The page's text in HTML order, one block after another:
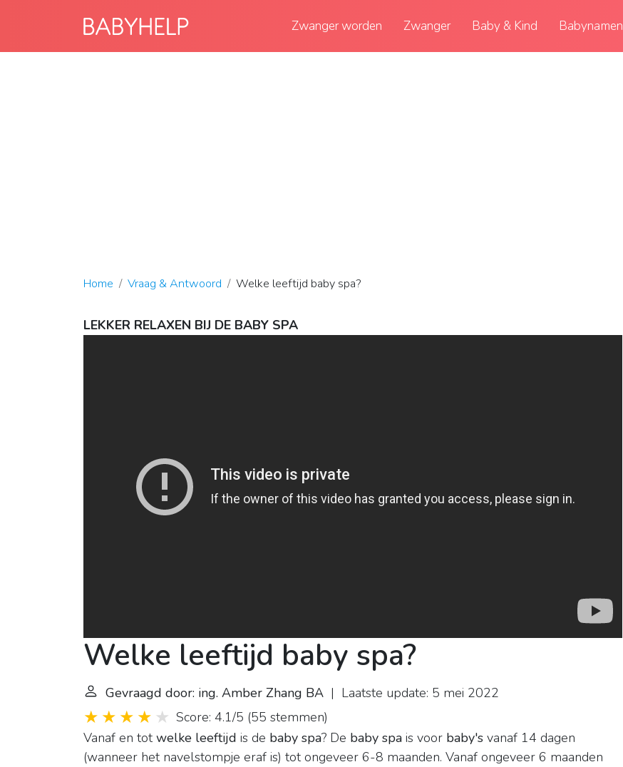
Zwanger worden Zwanger Baby & Kind Babynamen
Home Vraag & Antwoord Welke leeftijd baby spa?
LEKKER RELAXEN BIJ DE BABY SPA
Welke leeftijd baby spa?
Gevraagd door: ing. Amber Zhang BA | Laatste update: 5 mei 2022
Score: 4.1/5 (55 stemmen)
Vanaf en totwelke leeftijd is de baby spa? De baby spa is voor baby's vanaf 14 dagen
(wanneer het navelstompje eraf is) tot ongeveer 6-8 maanden. Vanaf ongeveer 6 maanden